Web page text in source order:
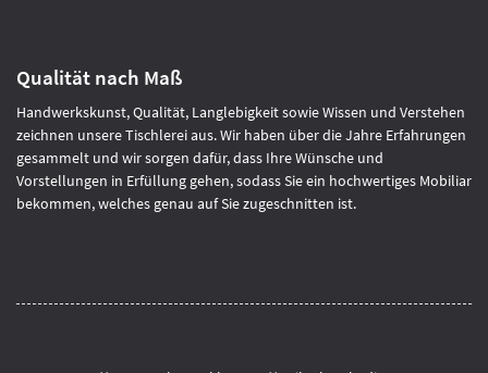
Qualität nach Maß
Handwerkskunst, Qualität, Langlebigkeit sowie Wissen und Verstehen
zeichnen unsere Tischlerei aus. Wir haben über die Jahre Erfahrungen
gesammelt und wir sorgen dafür, dass Ihre Wünsche und
Vorstellungen in Erfüllung gehen, sodass Sie ein hochwertiges Mobiliar
bekommen, welches genau auf Sie zugeschnitten ist.